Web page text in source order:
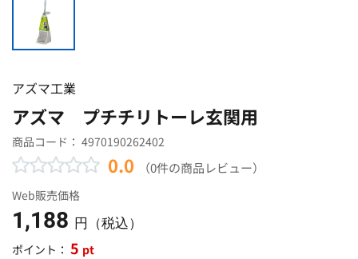
アズマ工業
アズマ プチチリトーレ玄関用
商品コード： 4970190262402
0.0 （0件の商品レビュー）
Web販売価格
1,188 円（税込）
ポイント： 5 pt